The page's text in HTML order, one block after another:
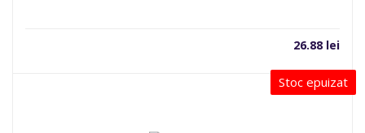
26.88 lei
Stoc epuizat